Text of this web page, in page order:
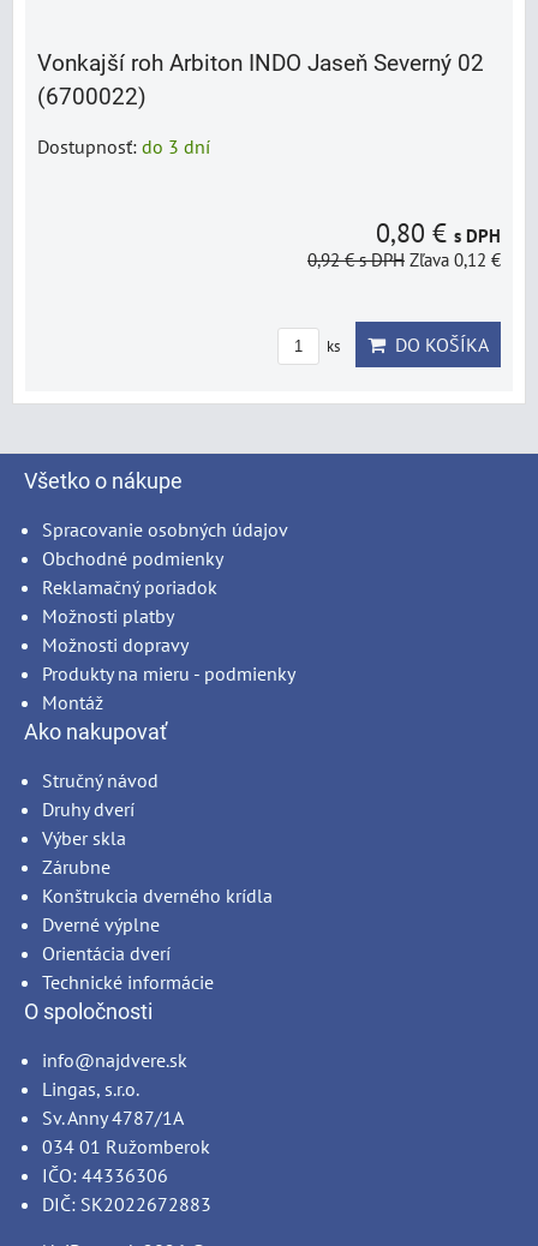
Vonkajší roh Arbiton INDO Jaseň Severný 02
(6700022)
Dostupnosť: do 3 dní
0,80 € s DPH
0,92 €s DPH Zľava 0,12 €
ks DO KOŠÍKA
Všetko o nákupe
Spracovanie osobných údajov
Obchodné podmienky
Reklamačný poriadok
Možnosti platby
Možnosti dopravy
Produkty na mieru - podmienky
Montáž
Ako nakupovať
Stručný návod
Druhy dverí
Výber skla
Zárubne
Konštrukcia dverného krídla
Dverné výplne
Orientácia dverí
Technické informácie
O spoločnosti
info@najdvere.sk
Lingas, s.r.o.
Sv. Anny 4787/1A
034 01 Ružomberok
IČO: 44336306
DIČ: SK2022672883